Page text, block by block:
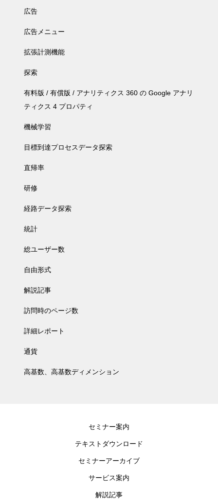
広告
広告メニュー
拡張計測機能
探索
有料版 / 有償版 / アナリティクス 360 の Google アナリ
ティクス 4 プロパティ
機械学習
目標到達プロセスデータ探索
直帰率
研修
経路データ探索
統計
総ユーザー数
自由形式
解説記事
訪問時のページ数
詳細レポート
通貨
高基数、高基数ディメンション
セミナー案内
テキストダウンロード
セミナーアーカイブ
サービス案内
解説記事